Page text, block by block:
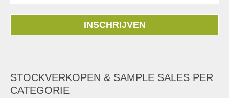
INSCHRIJVEN
STOCKVERKOPEN & SAMPLE SALES PER
CATEGORIE